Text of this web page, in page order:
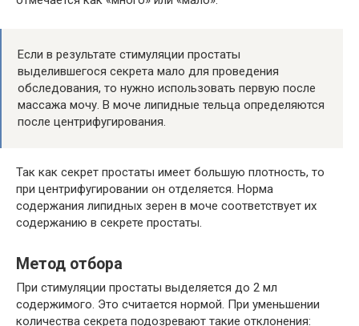
Если в результате стимуляции простаты
выделившегося секрета мало для проведения
обследования, то нужно использовать первую после
массажа мочу. В моче липидные тельца определяются
после центрифугирования.
Так как секрет простаты имеет большую плотность, то
при центрифугировании он отделяется. Норма
содержания липидных зерен в моче соответствует их
содержанию в секрете простаты.
Метод отбора
При стимуляции простаты выделяется до 2 мл
содержимого. Это считается нормой. При уменьшении
количества секрета подозревают такие отклонения: